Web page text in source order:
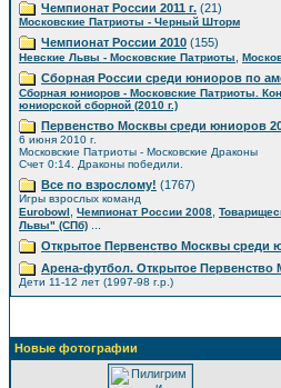
Чемпионат России 2011 г. (21)
Московские Патриоты - Черный Шторм
Чемпионат России 2010 (155)
Невские Львы - Московские Патриоты
Сборная России среди юниоров по
Сборная юниоров - Московские Патриоты.
юниорской сборной (2010 г.)
Первенство Москвы среди юниоров
6 июня 2010 г.
Московские Патриоты - Московские Драконы
Счет 0:14. Драконы победили.
Все по взрослому! (1767)
Игры взрослых команд
Eurobowl
Чемпионат России 2008
Львы" (СПб)
Открытое Первенство Москвы среди
Арена-футбол. Открытое Первенство
Дети 11-12 лет (1997-98 г.р.)
Новые фотографии